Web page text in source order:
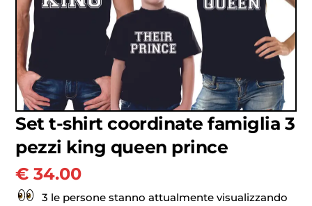
Set t-shirt coordinate famiglia 3
pezzi king queen prince
€ 34.00
3 le persone stanno attualmente visualizzando